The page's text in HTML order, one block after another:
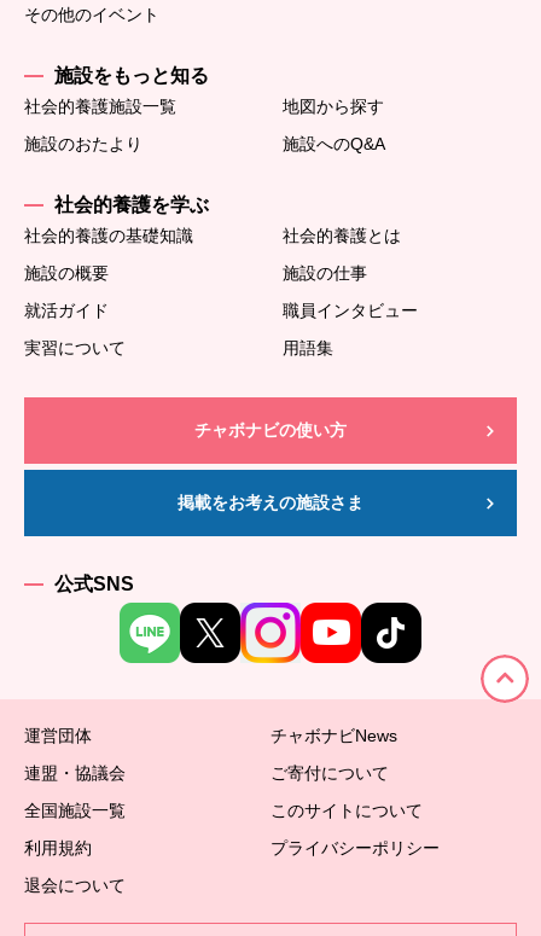
その他のイベント
施設をもっと知る
社会的養護施設一覧
地図から探す
施設のおたより
施設へのQ&A
社会的養護を学ぶ
社会的養護の基礎知識
社会的養護とは
施設の概要
施設の仕事
就活ガイド
職員インタビュー
実習について
用語集
チャボナビの使い方
掲載をお考えの施設さま
公式SNS
運営団体
チャボナビNews
連盟・協議会
ご寄付について
全国施設一覧
このサイトについて
利用規約
プライバシーポリシー
退会について